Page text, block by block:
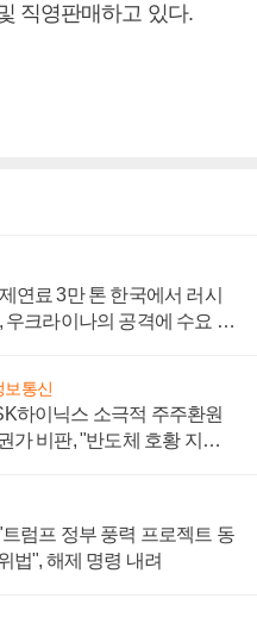
직영판매하고 있다.
연료 3만 톤 한국에서 러시
우크라이나의 공격에 수요 늘
보통신
하이닉스 소극적 주주환원
가 비판, "반도체 호황 지속
럼프 정부 풍력 프로젝트 동
법", 해제 명령 내려